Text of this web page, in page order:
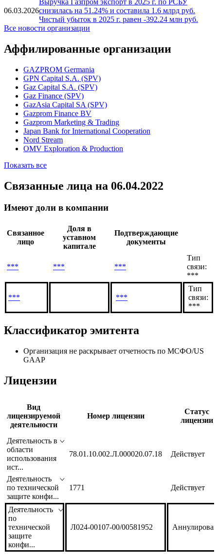
Новости
06.03.2026
Чистый убыток в 2025 г. равен -392.24 млн руб.
Аффилированные организации
GAZPROM Germania
GPN Capital S.A. (SPV)
Gaz Capital S.A. (SPV)
Gaz Finance (SPV)
GazAsia Capital SA (SPV)
Gazprom Finance BV
Japan Bank for International Cooperation
OMV Exploration & Production
Имеют доли в компании
Связанное
уставном
Подтверждающие
*** ***
Тип
связи:
***
*** ***
Классификатор эмитента
Организация не раскрывает отчетность по МСФО/US
Лицензии
Вид
лицензируемой
деятельности
Номер лицензии
лицензии
Деятельность в
области
использования
ист...
78.01.10.002.Л.000020.07.18 Действует
Деятельность
по технической
защите конфи...
Деятельность
по